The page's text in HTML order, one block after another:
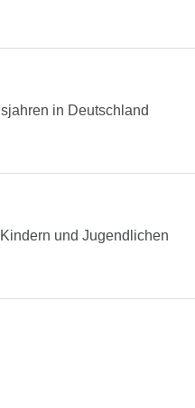
in Deutschland
und Jugendlichen